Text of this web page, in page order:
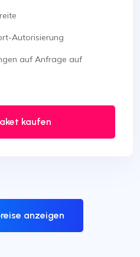
Autorisierung
auf Anfrage auf
kaufen
anzeigen